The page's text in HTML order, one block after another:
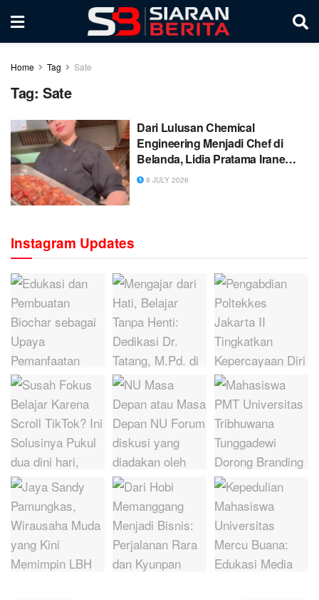
Home Tag Sate
Tag: Sate
Dari Lulusan Chemical
Engineering Menjadi Chef di
Belanda, Lidia Pratama Irane
Sukses Kenalkan Sate , nasi
8 JULY 2026
Instagram Updates